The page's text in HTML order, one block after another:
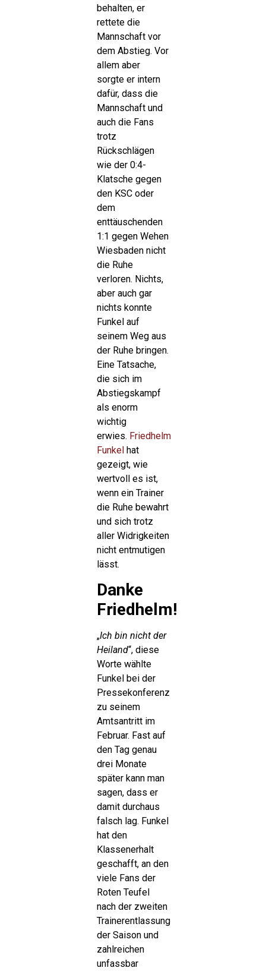
behalten, er
rettete die
Mannschaft vor
dem Abstieg. Vor
allem aber
sorgte er intern
dafür, dass die
Mannschaft und
auch die Fans
trotz
Rückschlägen
wie der 0:4-
Klatsche gegen
den KSC oder
dem
enttäuschenden
1:1 gegen Wehen
Wiesbaden nicht
die Ruhe
verloren. Nichts,
aber auch gar
nichts konnte
Funkel auf
seinem Weg aus
der Ruhe bringen.
Eine Tatsache,
die sich im
Abstiegskampf
als enorm
wichtig
erwies. Friedhelm
Funkelhat
gezeigt, wie
wertvoll es ist,
wenn ein Trainer
die Ruhe bewahrt
und sich trotz
aller Widrigkeiten
nicht entmutigen
lässt.
Danke
Friedhelm!
„Ich bin nicht der
Heiland“, diese
Worte wählte
Funkel bei der
Pressekonferenz
zu seinem
Amtsantritt im
Februar. Fast auf
den Tag genau
drei Monate
später kann man
sagen, dass er
damit durchaus
falsch lag. Funkel
hat den
Klassenerhalt
geschafft, an den
viele Fans der
Roten Teufel
nach der zweiten
Trainerentlassung
der Saison und
zahlreichen
unfassbar